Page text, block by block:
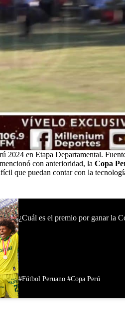
2024 en Etapa Departamental.
con anterioridad, la Copa
que puedan contar con la
¿Cuál es el premio por ganar la
#Fútbol Peruano #Copa Perú